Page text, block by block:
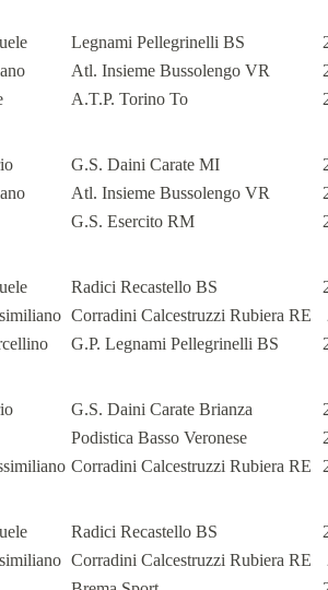
Legnami Pellegrinelli BS
Atl. Insieme Bussolengo VR
A.T.P. Torino To
G.S. Daini Carate MI
Atl. Insieme Bussolengo VR
G.S. Esercito RM
Radici Recastello BS
Corradini Calcestruzzi Rubiera RE
G.P. Legnami Pellegrinelli BS
G.S. Daini Carate Brianza
Podistica Basso Veronese
Corradini Calcestruzzi Rubiera RE
Radici Recastello BS
Corradini Calcestruzzi Rubiera RE